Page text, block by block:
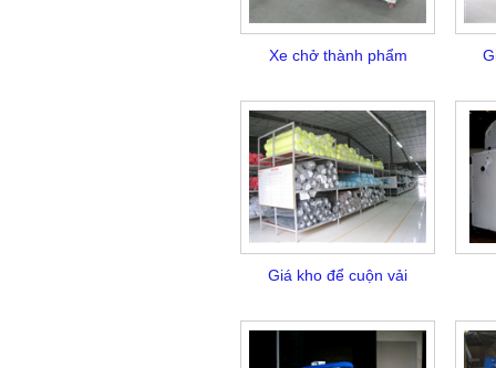
Xe chở thành phẩm
Giá kho để cuộn vải